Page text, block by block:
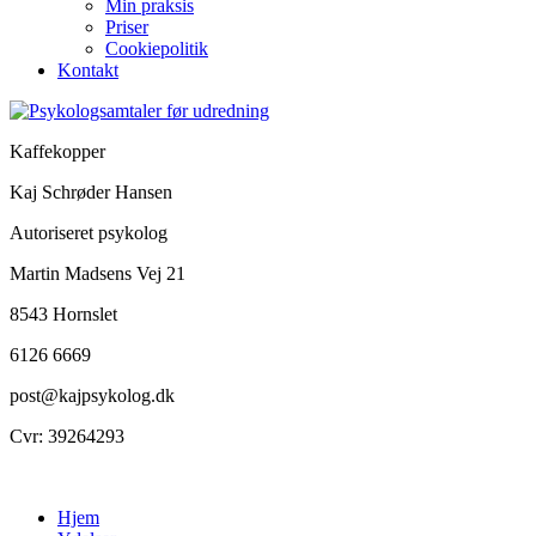
Min praksis
Priser
Cookiepolitik
Kontakt
Kaffekopper
Kaj Schrøder Hansen
Autoriseret psykolog
Martin Madsens Vej 21
8543 Hornslet
6126 6669
post@kajpsykolog.dk
Cvr: 39264293
Hjem